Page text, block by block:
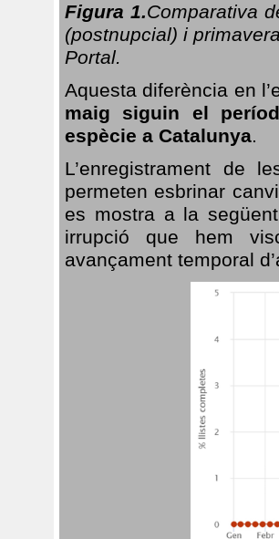
Figura 1.Comparativa
(postnupcial) i
Portal.
Aquesta diferència en
maig siguin el
espècie a Catalunya.
L’enregistrament de
permeten esbrinar
es mostra a la
irrupció que hem
avançament temporal